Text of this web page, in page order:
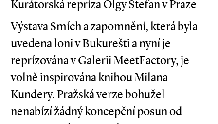
Kurátorská repríza Olgy Stefan v Praze
Výstava Smích a zapomnění, která byla
uvedena loni v Bukurešti a nyní je
reprízována v Galerii MeetFactory, je
volně inspirována knihou Milana
Kundery. Pražská verze bohužel
nenabízí žádný koncepční posun od